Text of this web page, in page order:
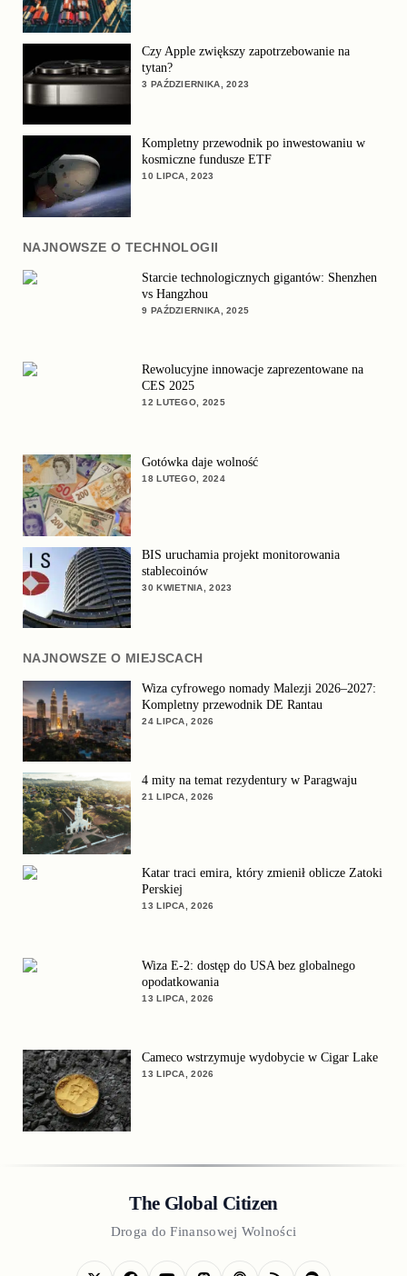
Czy Apple zwiększy zapotrzebowanie na
tytan?
3 PAŹDZIERNIKA, 2023
Kompletny przewodnik po inwestowaniu w
kosmiczne fundusze ETF
10 LIPCA, 2023
NAJNOWSZE O TECHNOLOGII
Starcie technologicznych gigantów: Shenzhen
vs Hangzhou
9 PAŹDZIERNIKA, 2025
Rewolucyjne innowacje zaprezentowane na
CES 2025
12 LUTEGO, 2025
Gotówka daje wolność
18 LUTEGO, 2024
BIS uruchamia projekt monitorowania
stablecoinów
30 KWIETNIA, 2023
NAJNOWSZE O MIEJSCACH
Wiza cyfrowego nomady Malezji 2026–2027:
Kompletny przewodnik DE Rantau
24 LIPCA, 2026
4 mity na temat rezydentury w Paragwaju
21 LIPCA, 2026
Katar traci emira, który zmienił oblicze Zatoki
Perskiej
13 LIPCA, 2026
Wiza E-2: dostęp do USA bez globalnego
opodatkowania
13 LIPCA, 2026
Cameco wstrzymuje wydobycie w Cigar Lake
13 LIPCA, 2026
The Global Citizen
Droga do Finansowej Wolności